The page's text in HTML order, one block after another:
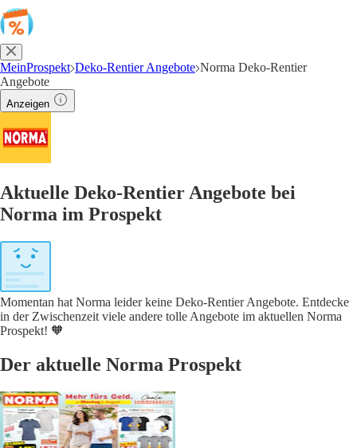
MeinProspekt Deko-Rentier Angebote Norma Deko-Rentier
Angebote
Anzeigen
Aktuelle Deko-Rentier Angebote bei
Norma im Prospekt
Momentan hat Norma leider keine Deko-Rentier Angebote. Entdecke
in der Zwischenzeit viele andere tolle Angebote im aktuellen Norma
Prospekt! 🧡
Der aktuelle Norma Prospekt